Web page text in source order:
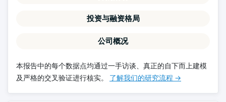
投资与融资格局
公司概况
本报告中的每个数据点均通过一手访谈、真正的自下而上建模
及严格的交叉验证进行核实。 了解我们的研究流程 →